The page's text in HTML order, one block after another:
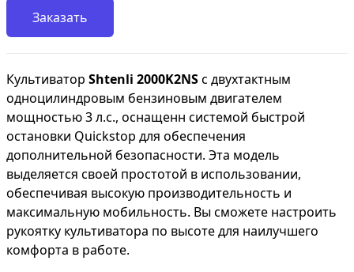
Заказать
Культиватор Shtenli 2000K2NSс двухтактным
одноцилиндровым бензиновым двигателем
мощностью 3 л.с., оснащенн системой быстрой
остановки Quickstop для обеспечения
дополнительной безопасности. Эта модель
выделяется своей простотой в использовании,
обеспечивая высокую производительность и
максимальную мобильность. Вы сможете настроить
рукоятку культиватора по высоте для наилучшего
комфорта в работе.